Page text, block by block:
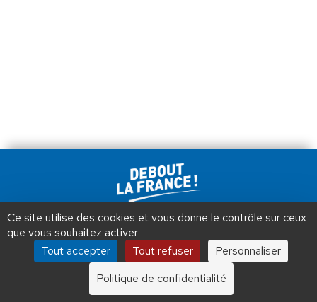
Debout La France © 2026 | Designed by Aryup.com
Tous droits réservés.
Ce site utilise des cookies et vous donne le contrôle sur ceux
que vous souhaitez activer
Tout accepter
Tout refuser
Personnaliser
Politique de confidentialité